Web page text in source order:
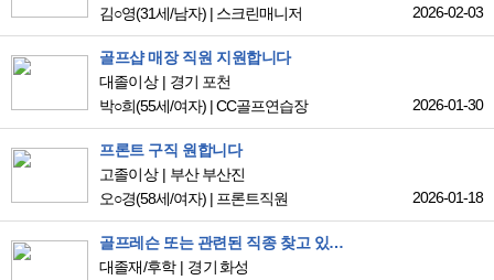
김○영(31세/남자) | 스크린매니저 2026-02-03
골프샵 매장 직원 지원합니다
대졸이상
경기 포천
박○희(55세/여자) |CC골프연습장 2026-01-30
프론트 구직 원합니다
고졸이상
부산 부산진
오○경(58세/여자) | 프론트직원 2026-01-18
골프레슨 또는 관련된 직종 찾고 있습니다
대졸재/후학
경기 화성